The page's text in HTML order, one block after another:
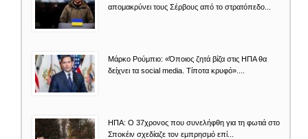
απομακρύνει τους Σέρβους από το στρατόπεδο...
Μάρκο Ρούμπιο: «Όποιος ζητά βίζα στις ΗΠΑ θα
δείχνει τα social media. Τίποτα κρυφό»....
ΗΠΑ: Ο 37χρονος που συνελήφθη για τη φωτιά στο
Σποκέιν σχεδίαζε τον εμπρησμό επί...